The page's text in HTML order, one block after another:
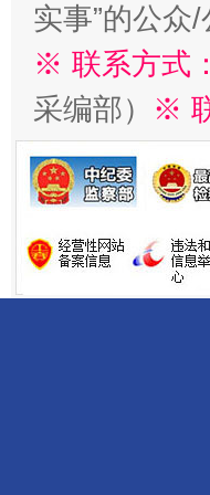
实事”的公众
※ 联系方式：
采编部） ※